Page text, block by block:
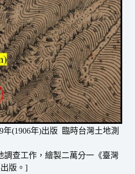
年(1906年)出版 臨時台灣土地測
調查工作，繪製二萬分一《臺灣
版。]